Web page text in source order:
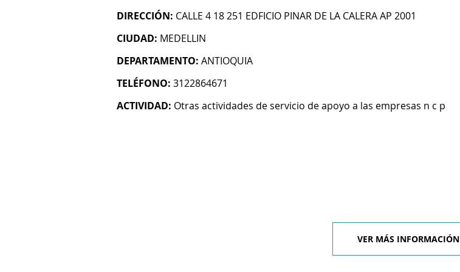
DIRECCIÓN: CALLE 4 18 251 EDFICIO PINAR DE LA CALERA AP 2001
CIUDAD: MEDELLIN
DEPARTAMENTO: ANTIOQUIA
TELÉFONO: 3122864671
ACTIVIDAD: Otras actividades de servicio de apoyo a las empresas n c p
VER MÁS INFORMACIÓN